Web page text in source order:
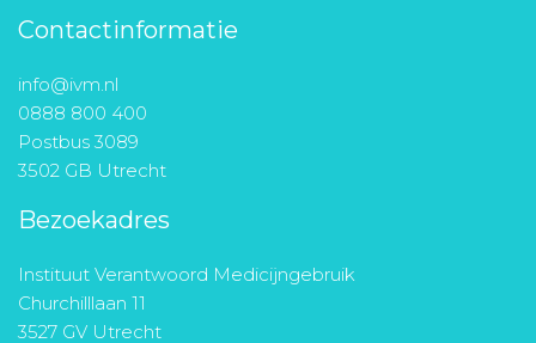
Contactinformatie
info@ivm.nl
0888 800 400
Postbus 3089
3502 GB Utrecht
Bezoekadres
Instituut Verantwoord Medicijngebruik
Churchilllaan 11
3527 GV Utrecht